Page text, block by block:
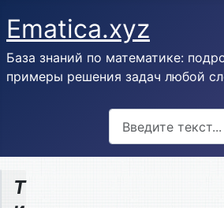
Ematica.xyz
База знаний по математике:
примеры решения задач любой
Т